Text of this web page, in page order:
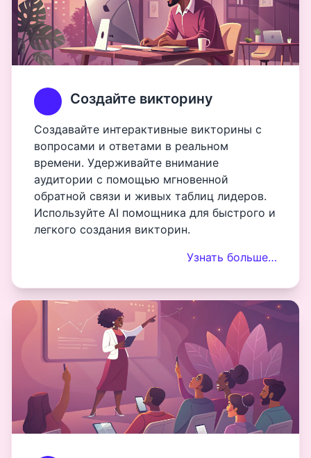
Создайте викторину
Создавайте интерактивные викторины с
вопросами и ответами в реальном
времени. Удерживайте внимание
аудитории с помощью мгновенной
обратной связи и живых таблиц лидеров.
Используйте AI помощника для быстрого и
легкого создания викторин.
Узнать больше…